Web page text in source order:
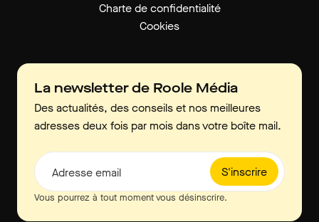
Charte de confidentialité
Cookies
La newsletter de Roole Média
Des actualités, des conseils et nos meilleures
adresses deux fois par mois dans votre boîte mail.
S'inscrire
Adresse email
Vous pourrez à tout moment vous désinscrire.